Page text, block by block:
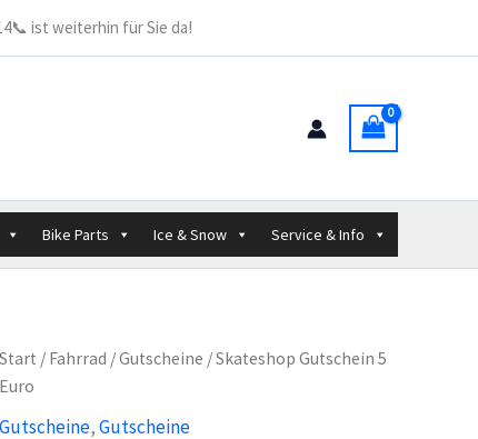
ist weiterhin für Sie da!
Bike Parts Ice & Snow Service & Info
Start / Fahrrad /Gutscheine / Skateshop Gutschein 5
Euro
Gutscheine,Gutscheine
Menge